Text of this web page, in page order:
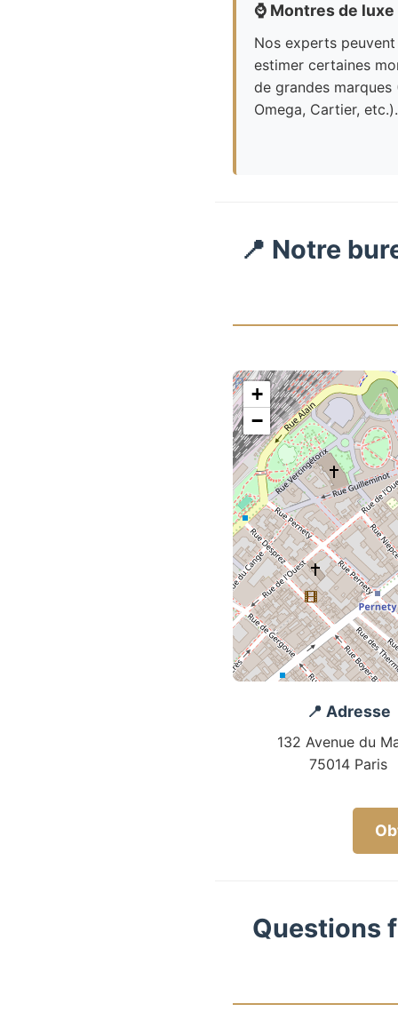
⌚ Montres de luxe
Nos experts peuvent
estimer certaines
de grandes marques
Omega, Cartier, etc.).
📍 Notre
+
−
📍 Adresse
132 Avenue du
75014 Paris
Questions